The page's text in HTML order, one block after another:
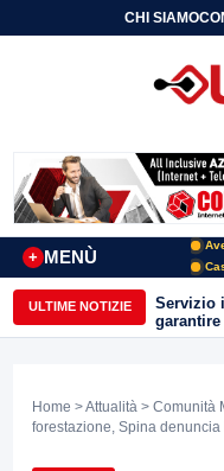
CHI SIAMO
MENÙ
+
ULTIME NOTIZIE
Servizio
Home >Attualità > Comunità
forestazione, Spina denuncia